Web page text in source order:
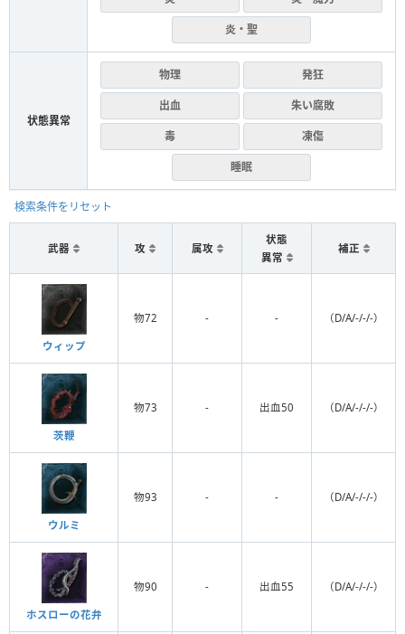
炎・聖
状態異常
物理
発狂
出血
朱い腐敗
毒
凍傷
睡眠
検索条件をリセット
武器 攻 属攻
状態
異常
補正
ウィップ
物72 - - （D/A/-/-/-）
茨鞭
物73 - 出血50 （D/A/-/-/-）
ウルミ
物93 - - （D/A/-/-/-）
ホスローの花弁
物90 - 出血55 （D/A/-/-/-）